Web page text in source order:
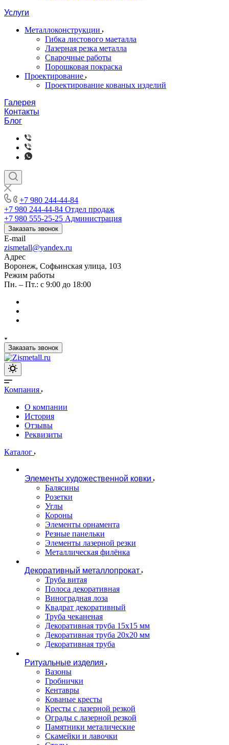
Услуги
Металлоконструкции
Гибка листового маеталла
Лазерная резка металла
Сварочные работы
Порошковая покраска
Проектирование
Проектирование кованых изделий
Галерея
Контакты
Блог
+7 980 244-44-84
+7 980 244-44-84 Отдел продаж
+7 980 555-25-25 Администрация
Заказать звонок
E-mail
zismetall@yandex.ru
Адрес
Воронеж, Софьинская улица, 103
Режим работы
Пн. – Пт.: с 9:00 до 18:00
Заказать звонок
Компания
О компании
История
Отзывы
Реквизиты
Каталог
Элементы художественной ковки
Балясины
Розетки
Углы
Короны
Элементы орнамента
Резные панельки
Элементы лазерной резки
Металлическая филёнка
Декоративный металлопрокат
Труба витая
Полоса декоративная
Виноградная лоза
Квадрат декоративный
Труба чеканеная
Декоративная труба 15х15 мм
Декоративная труба 20х20 мм
Декоративная труба
Ритуальные изделия
Вазоны
Гробнички
Кентавры
Кованые кресты
Кресты с лазерной резкой
Ограды с лазерной резкой
Памятники металические
Скамейки и лавочки